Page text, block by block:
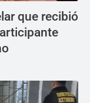
que recibió